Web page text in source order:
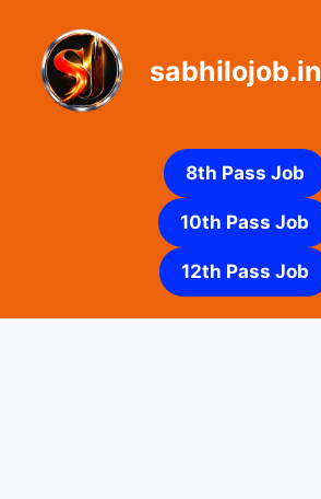
content
sabhilojob.in
8th Pass Job
10th Pass Job
12th Pass Job